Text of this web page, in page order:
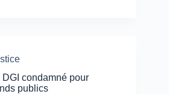
condamné pour
publics